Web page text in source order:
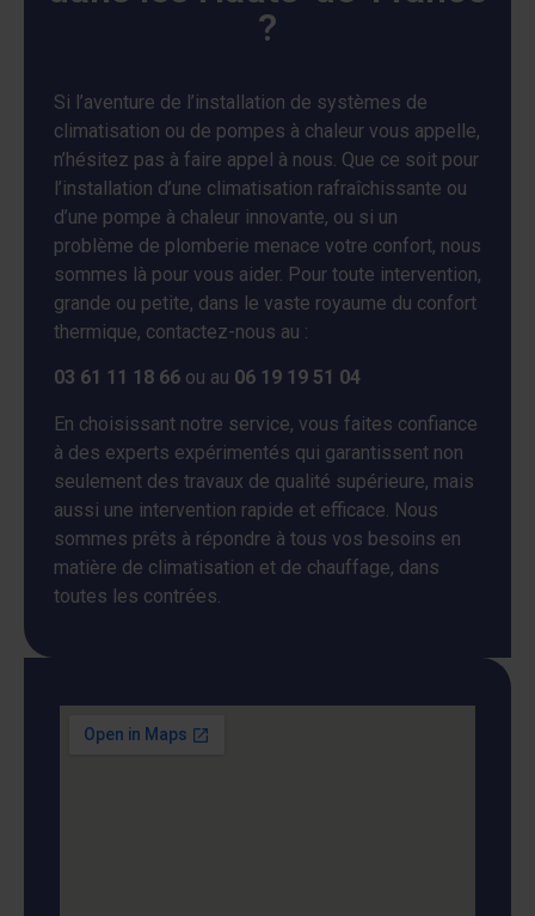
?
Si l’aventure de l’installation de systèmes de
climatisation ou de pompes à chaleur vous appelle,
n’hésitez pas à faire appel à nous. Que ce soit pour
l’installation d’une climatisation rafraîchissante ou
d’une pompe à chaleur innovante, ou si un
problème de plomberie menace votre confort, nous
sommes là pour vous aider. Pour toute intervention,
grande ou petite, dans le vaste royaume du confort
thermique, contactez-nous au :
03 61 11 18 66 ou au 06 19 19 51 04
En choisissant notre service, vous faites confiance
à des experts expérimentés qui garantissent non
seulement des travaux de qualité supérieure, mais
aussi une intervention rapide et efficace. Nous
sommes prêts à répondre à tous vos besoins en
matière de climatisation et de chauffage, dans
toutes les contrées.